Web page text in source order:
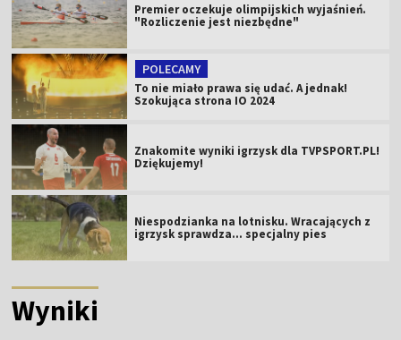
Premier oczekuje olimpijskich wyjaśnień.
"Rozliczenie jest niezbędne"
POLECAMY
To nie miało prawa się udać. A jednak!
Szokująca strona IO 2024
Znakomite wyniki igrzysk dla TVPSPORT.PL!
Dziękujemy!
Niespodzianka na lotnisku. Wracających z
igrzysk sprawdza... specjalny pies
Wyniki